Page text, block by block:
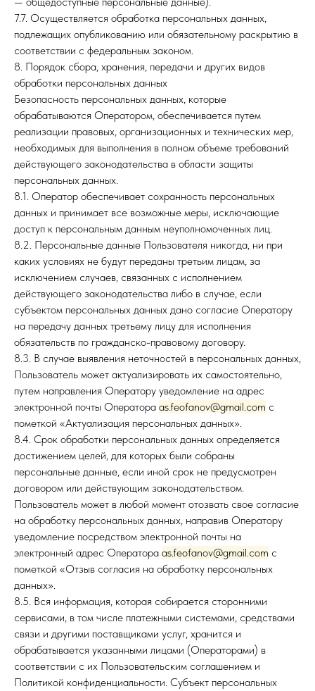
7.7. Осуществляется обработка персональных данных,
подлежащих опубликованию или обязательному раскрытию в
соответствии с федеральным законом.
8. Порядок сбора, хранения, передачи и других видов
обработки персональных данных
Безопасность персональных данных, которые
обрабатываются Оператором, обеспечивается путем
реализации правовых, организационных и технических мер,
необходимых для выполнения в полном объеме требований
действующего законодательства в области защиты
персональных данных.
8.1. Оператор обеспечивает сохранность персональных
данных и принимает все возможные меры, исключающие
доступ к персональным данным неуполномоченных лиц.
8.2. Персональные данные Пользователя никогда, ни при
каких условиях не будут переданы третьим лицам, за
исключением случаев, связанных с исполнением
действующего законодательства либо в случае, если
субъектом персональных данных дано согласие Оператору
на передачу данных третьему лицу для исполнения
обязательств по гражданско-правовому договору.
8.3. В случае выявления неточностей в персональных данных,
Пользователь может актуализировать их самостоятельно,
путем направления Оператору уведомление на адрес
электронной почты Оператора as.feofanov@gmail.com с
пометкой «Актуализация персональных данных».
8.4. Срок обработки персональных данных определяется
достижением целей, для которых были собраны
персональные данные, если иной срок не предусмотрен
договором или действующим законодательством.
Пользователь может в любой момент отозвать свое согласие
на обработку персональных данных, направив Оператору
уведомление посредством электронной почты на
электронный адрес Оператора as.feofanov@gmail.com с
пометкой «Отзыв согласия на обработку персональных
данных».
8.5. Вся информация, которая собирается сторонними
сервисами, в том числе платежными системами, средствами
связи и другими поставщиками услуг, хранится и
обрабатывается указанными лицами (Операторами) в
соответствии с их Пользовательским соглашением и
Политикой конфиденциальности. Субъект персональных